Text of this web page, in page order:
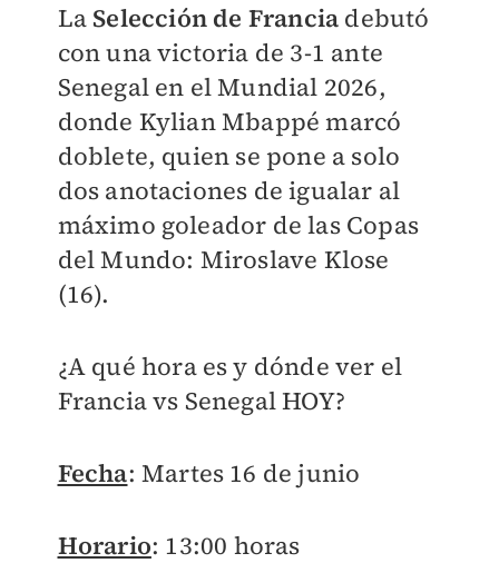
La Selección de Francia debutó
con una victoria de 3-1 ante
Senegal en el Mundial 2026,
donde Kylian Mbappé marcó
doblete, quien se pone a solo
dos anotaciones de igualar al
máximo goleador de las Copas
del Mundo: Miroslave Klose
(16).
¿A qué hora es y dónde ver el
Francia vs Senegal HOY?
Fecha: Martes 16 de junio
Horario: 13:00 horas